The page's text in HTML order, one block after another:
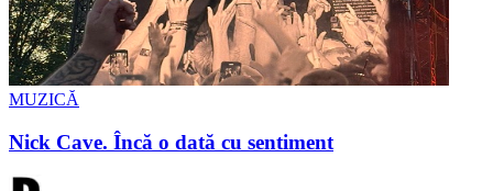
MUZICĂ
Nick Cave. Încă o dată cu sentiment